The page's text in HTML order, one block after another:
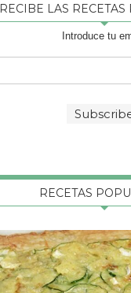
RECIBE LAS
Introduce tu
RECETAS